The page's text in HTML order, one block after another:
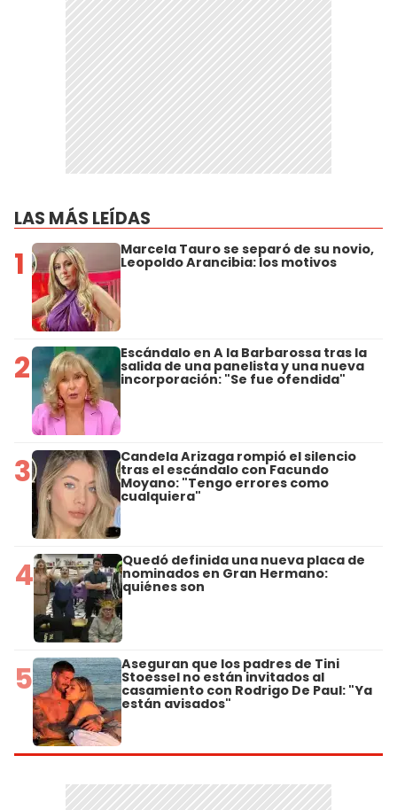
LAS MÁS LEÍDAS
1 Marcela Tauro se separó de su novio,
Leopoldo Arancibia: los motivos
2 Escándalo en A la Barbarossa tras la
salida de una panelista y una nueva
incorporación: "Se fue ofendida"
3 Candela Arizaga rompió el silencio
tras el escándalo con Facundo
Moyano: "Tengo errores como
cualquiera"
4 Quedó definida una nueva placa de
nominados en Gran Hermano:
quiénes son
5 Aseguran que los padres de Tini
Stoessel no están invitados al
casamiento con Rodrigo De Paul: "Ya
están avisados"